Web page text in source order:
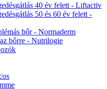
40 év felett - Liftactiv
50 és 60 év felett -
bőr - Normaderm
bőrre - Nutrilogie